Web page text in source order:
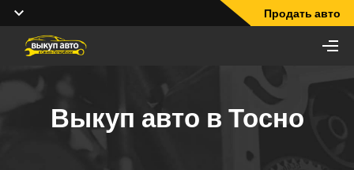
Продать авто
Выкуп авто в Тосно